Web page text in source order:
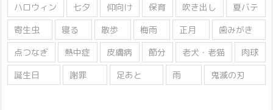
ハロウィン
七夕 仰向け 保育 吹き出し
夏バテ
寄生虫
寝る 散歩 梅雨 正月
歯みがき
点つなぎ
熱中症 皮膚病 節分 老犬・老猫
肉球
誕生日
謝罪 足あと 雨 鬼滅の刃